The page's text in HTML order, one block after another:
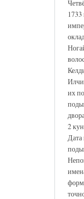
их
2
Дата